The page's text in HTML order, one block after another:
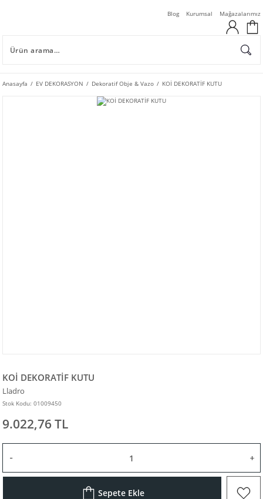
Blog Kurumsal Mağazalarımız
Anasayfa EV DEKORASYON Dekoratif Obje & Vazo KOİ DEKORATİF KUTU
KOİ DEKORATİF KUTU
Lladro
Stok Kodu: 01009450
9.022,76 TL
Sepete Ekle